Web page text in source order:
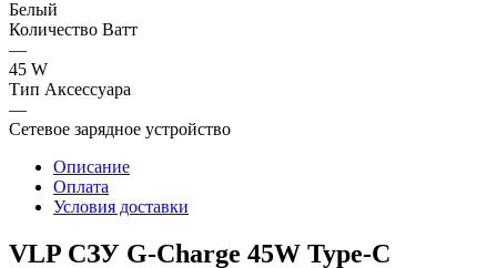
Белый
Количество Ватт
—
45 W
Тип Аксессуара
—
Сетевое зарядное устройство
Описание
Оплата
Условия доставки
VLP СЗУ G‑Charge 45W Type‑C